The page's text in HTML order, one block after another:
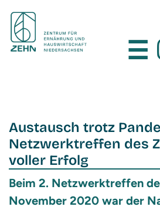
☰
Austausch trotz
Netzwerktreffen des
voller Erfolg
Beim 2. Netzwerktreffen
November 2020 war der